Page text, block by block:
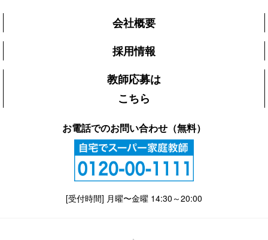
会社概要
採用情報
教師応募は
こちら
お電話でのお問い合わせ（無料）
[受付時間] 月曜〜金曜 14:30～20:00